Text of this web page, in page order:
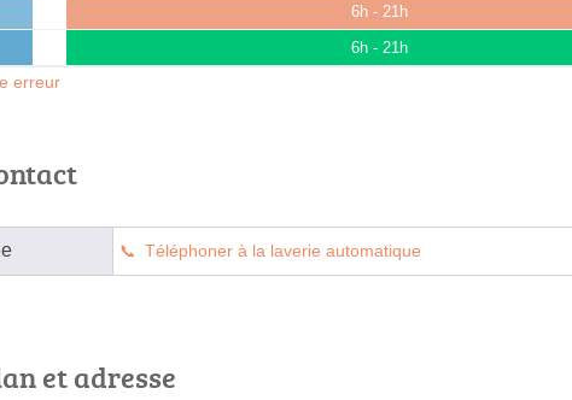
6h - 21h
6h - 21h
erreur
Téléphoner à la laverie automatique
et adresse